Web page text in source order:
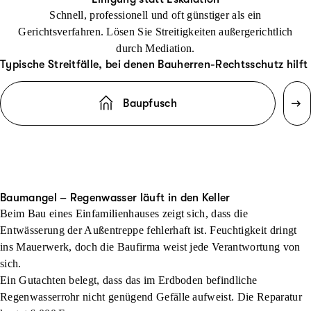
Schnell, professionell und oft günstiger als ein
Gerichtsverfahren. Lösen Sie Streitigkeiten außergerichtlich
durch Mediation.
Typische Streitfälle, bei denen Bauherren-Rechtsschutz hilft
Baupfusch
Baumangel – Regenwasser läuft in den Keller
Beim Bau eines Einfamilienhauses zeigt sich, dass die
Entwässerung der Außentreppe fehlerhaft ist. Feuchtigkeit dringt
ins Mauerwerk, doch die Baufirma weist jede Verantwortung von
sich.
Ein Gutachten belegt, dass das im Erdboden befindliche
Regenwasserrohr nicht genügend Gefälle aufweist. Die Reparatur